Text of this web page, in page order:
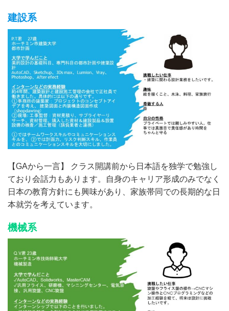
建設系
【GAから一言】 クラス開講前から日本語を独学で勉強し
ており会話力もあります。自身のキャリア形成のみでなく
日本の教育方針にも興味があり、家族帯同での長期的な日
本就労を考えています。
機械系